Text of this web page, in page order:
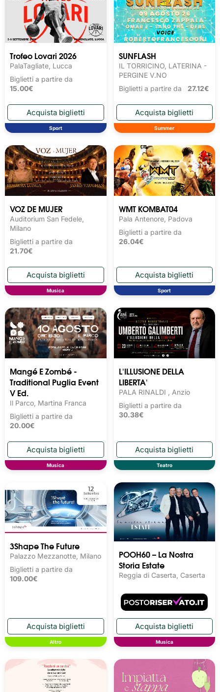
Trofeo Lovari 2026
PalaTagliate, Lucca
Biglietti a partire da
15.00€
Sport
SUNFLASH
IL TORRICINO, LATERINA -
PERGINE V.NO
Biglietti a partire da 27.12€
Summer
VOZ DE MUJER
Auditorium San Fedele,
Milano
Biglietti a partire da
21.70€
Musica
WMT KOMBAT04
Pala Antenore, Padova
Biglietti a partire da
26.04€
Sport
Mangé E Zombé -
Traditional Puglia Event
V Ed.
Il Parco, Martina Franca
Biglietti a partire da
20.00€
Musica
L'ILLUSIONE DELLA
LIBERTA'
PALA RINALDI , Anzio
Biglietti a partire da
30.38€
Teatro
3Shape The Future
Palazzo Mezzanotte, Milano
Biglietti a partire da
109.00€
Altro
POOH60 – La Nostra
Storia Estate
Reggia di Caserta, Caserta
Musica